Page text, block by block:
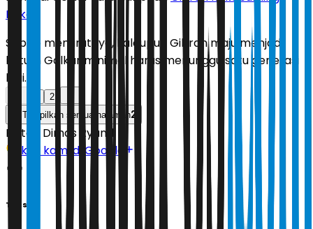
Raka
Sebab menurutnya, kalaupun Gibran maju menjadi
ketum Golkar minimal harus menunggu satu generasi
lagi.
2
Tampilkan semua halaman2
Editor: Dimas Ryandi
Ikuti kami di Google
Tags